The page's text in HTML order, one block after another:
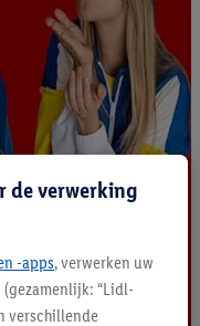
de verwerking
-apps, verwerken uw
“Lidl-
verschillende